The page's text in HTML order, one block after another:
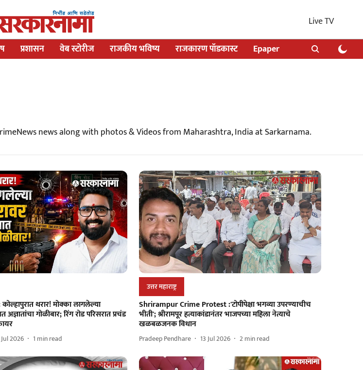
Live TV
प्रशासन वेब स्टोरीज राजकीय भविष्य राजकारण पॉडकास्ट Epaper
news along with photos & Videos from Maharashtra, India at Sarkarnama.
थरार! मोक्का लागलेल्या
अज्ञातांचा गोळीबार; रिंग रोड परिसरात प्रचंड
Jul 2026 1 min read
उत्तर महाराष्ट्र
Shrirampur Crime Protest :'टोपीपेक्षा भगव्या उपरण्याचीच
भीती'; श्रीरामपूर हत्याकांडानंतर भाजपच्या महिला नेत्याचे
खळबळजनक विधान
Pradeep Pendhare 13 Jul 2026 2min read